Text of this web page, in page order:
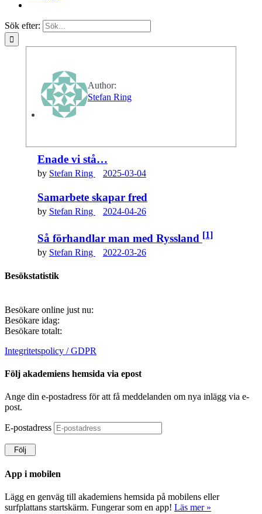
Sök efter:
Author:
Stefan Ring
Enade vi stå…
by Stefan Ring 2025-03-04
Samarbete skapar fred
by Stefan Ring 2024-04-26
Så förhandlar man med Ryssland [1]
by Stefan Ring 2022-03-26
Besökstatistik
Besökare online just nu:
Besökare idag:
Besökare totalt:
Integritetspolicy / GDPR
Följ akademiens hemsida via epost
Ange din e-postadress för att få meddelanden om nya inlägg via e-
post.
E-postadress
Följ
App i mobilen
Lägg en genväg till akademiens hemsida på mobilens eller
surfplattans startskärm. Fungerar som en app! Läs mer »